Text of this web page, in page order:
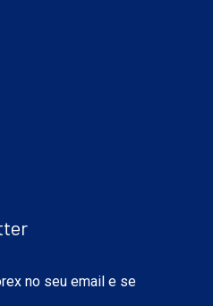
no seu email e se